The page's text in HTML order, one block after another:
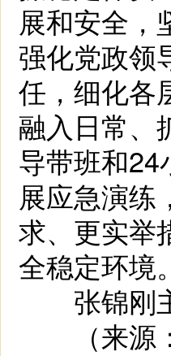
展和安全，
强化党政领
任，细化各
融入日常、
导带班和24
展应急演练
求、更实举
全稳定环境。
张锦刚主
（来源：